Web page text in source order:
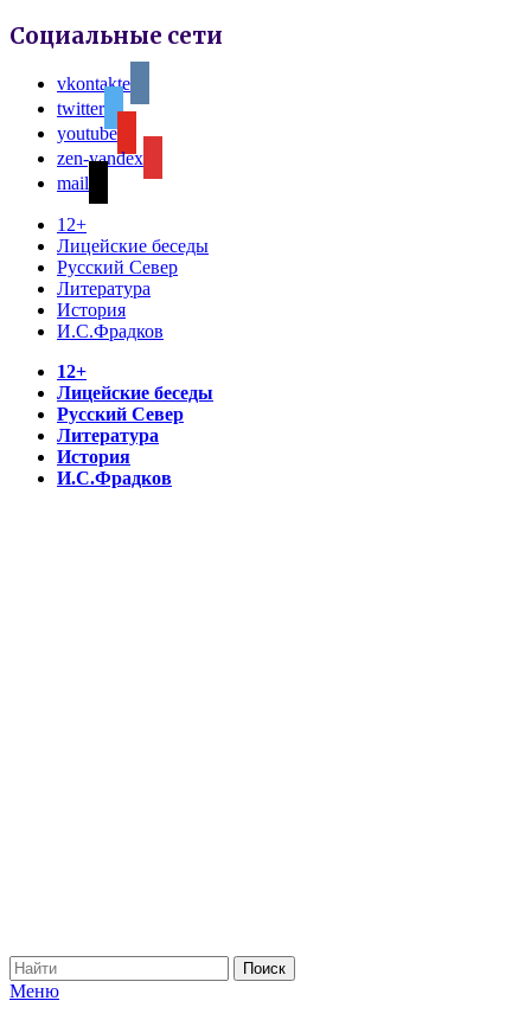
Социальные сети
vkontakte
twitter
youtube
zen-yandex
mail
12+
Лицейские беседы
Русский Север
Литература
История
И.С.Фрадков
12+
Лицейские беседы
Русский Север
Литература
История
И.С.Фрадков
Меню